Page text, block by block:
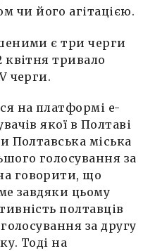
чи його агітацією.
є три черги
квітня тривало
черги.
на платформі e-
якої в Полтаві
Полтавська міська
голосування за
говорити, що
завдяки цьому
полтавців
за другу
Тоді на